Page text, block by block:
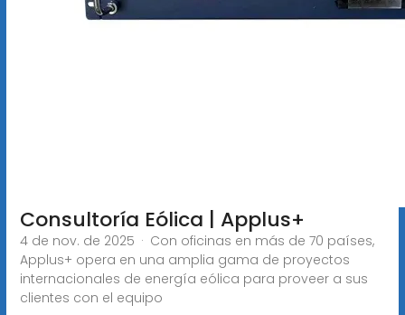
Consultoría Eólica | Applus+
4 de nov. de 2025 · Con oficinas en más de 70 países,
Applus+ opera en una amplia gama de proyectos
internacionales de energía eólica para proveer a sus
clientes con el equipo